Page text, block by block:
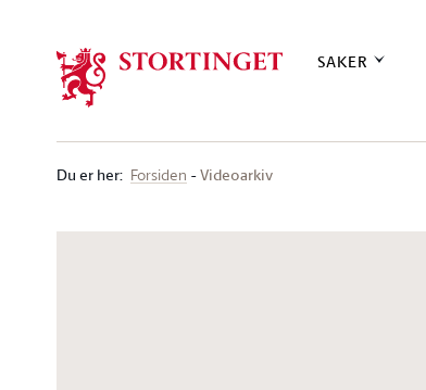
SAKER
Du er her: Forsiden Videoarkiv